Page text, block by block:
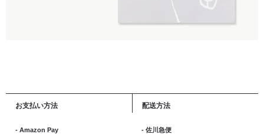
お支払い方法
- Amazon Pay
配送方法
- 佐川急便